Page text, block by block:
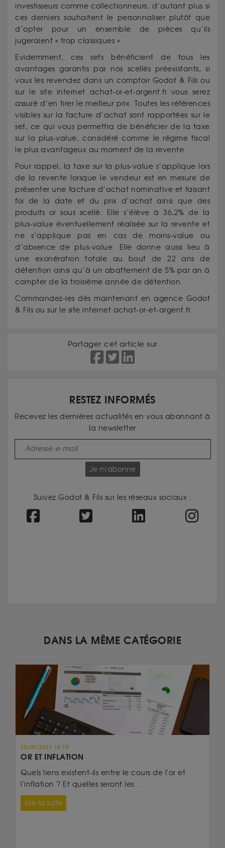
investisseurs comme collectionneurs, d’autant plus si
ces derniers souhaitent le personnaliser plutôt que
d’opter pour un ensemble de pièces qu’ils
jugeraient « trop classiques ».
Evidemment, ces sets bénéficient de tous les
avantages garantis par nos scellés préexistants, si
vous les revendez dans un comptoir Godot & Fils ou
sur le site internet achat-or-et-argent.fr vous serez
assuré d’en tirer le meilleur prix. Toutes les références
visibles sur la facture d’achat sont rapportées sur le
set, ce qui vous permettra de bénéficier de la taxe
sur la plus-value, considéré comme le régime fiscal
le plus avantageux au moment de la revente.
Pour rappel, la taxe sur la plus-value s’applique lors
de la revente lorsque le vendeur est en mesure de
présenter une facture d’achat nominative et faisant
foi de la date et du prix d’achat ainsi que des
produits or sous scellé. Elle s’élève à 36,2% de la
plus-value éventuellement réalisée sur la revente et
ne s’applique pas en cas de moins-value ou
d’absence de plus-value. Elle donne aussi lieu à
une exonération totale au bout de 22 ans de
détention ainsi qu’à un abattement de 5% par an à
compter de la troisième année de détention.
Commandez-les dès maintenant en agence Godot
& Fils ou sur le site internet achat-or-et-argent.fr
Partager cet article sur
RESTEZ INFORMÉS
Recevez les dernières actualités en vous abonnant à
la newsletter
Je m'abonne
Suivez Godot & Fils sur les réseaux sociaux :
DANS LA MÊME CATÉGORIE
20/05/2021 14:19
OR ET INFLATION
Quels liens existent-ils entre le cours de l'or et
l'inflation ? Et quelles seront les...
Lire la suite